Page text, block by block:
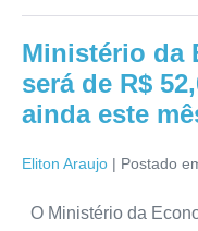
Ministério da
será de R$
ainda este
Eliton Araujo | Postado
O Ministério da